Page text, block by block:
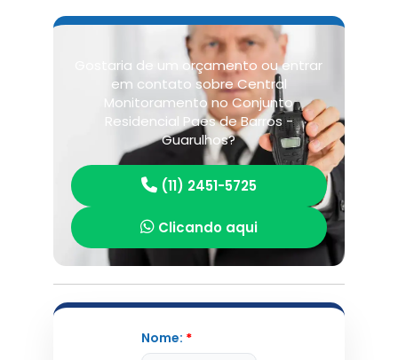
Gostaria de um orçamento ou entrar
em contato sobre Central
Monitoramento no Conjunto
Residencial Paes de Barros -
Guarulhos?
(11) 2451-5725
Clicando aqui
Nome: *